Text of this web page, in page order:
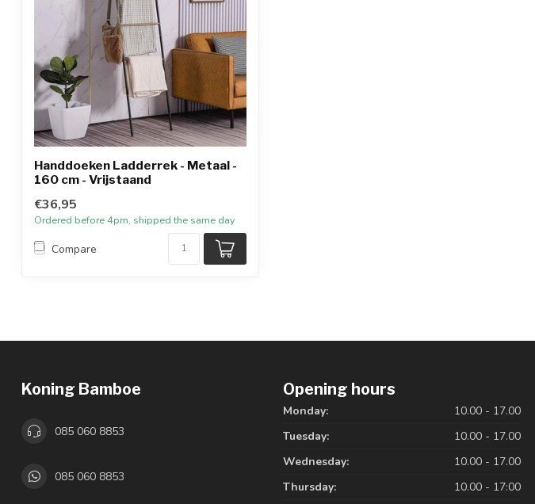
Handdoeken Ladderrek - Metaal -
160 cm - Vrijstaand
€36,95
Ordered before 4pm, shipped the same day
Compare
Koning Bamboe
085 060 8853
085 060 8853
Opening hours
Monday:
10.00 - 17.00
Tuesday:
10.00 - 17.00
Wednesday:
10.00 - 17.00
Thursday:
10.00 - 17:00